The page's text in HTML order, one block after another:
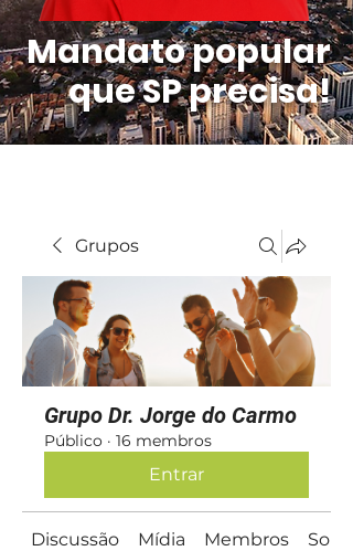
Mandato popular
que SP precisa!
Grupos
Grupo Dr. Jorge do Carmo
Público · 16 membros
Entrar
Discussão Mídia Membros Sobre